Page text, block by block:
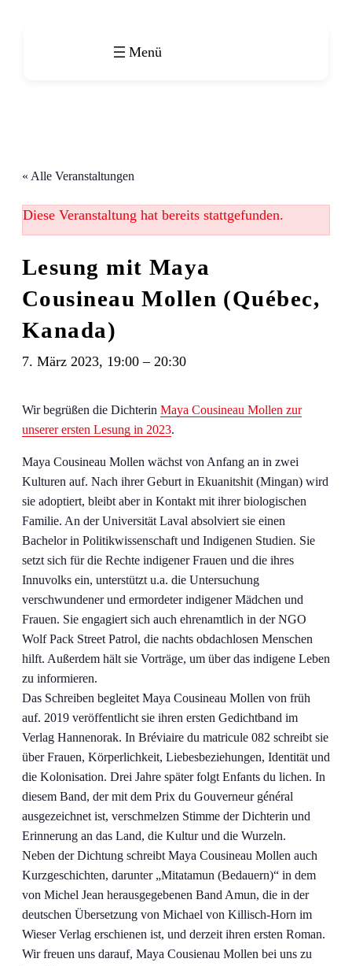
« Alle Veranstaltungen
Diese Veranstaltung hat bereits stattgefunden.
Lesung mit Maya
Cousineau Mollen (Québec,
Kanada)
7. März 2023, 19:00 – 20:30
Wir begrüßen die Dichterin Maya Cousineau Mollen zur
unserer ersten Lesung in 2023.
Maya Cousineau Mollen wächst von Anfang an in zwei
Kulturen auf. Nach ihrer Geburt in Ekuanitshit (Mingan) wird
sie adoptiert, bleibt aber in Kontakt mit ihrer biologischen
Familie. An der Universität Laval absolviert sie einen
Bachelor in Politikwissenschaft und Indigenen Studien. Sie
setzt sich für die Rechte indigener Frauen und die ihres
Innuvolks ein, unterstützt u.a. die Untersuchung
verschwundener und ermordeter indigener Mädchen und
Frauen. Sie engagiert sich auch ehrenamtlich in der NGO
Wolf Pack Street Patrol, die nachts obdachlosen Menschen
hilft. Außerdem hält sie Vorträge, um über das indigene Leben
zu informieren.
Das Schreiben begleitet Maya Cousineau Mollen von früh
auf. 2019 veröffentlicht sie ihren ersten Gedichtband im
Verlag Hannenorak. In Bréviaire du matricule 082 schreibt sie
über Frauen, Körperlichkeit, Liebesbeziehungen, Identität und
die Kolonisation. Drei Jahre später folgt Enfants du lichen. In
diesem Band, der mit dem Prix du Gouverneur général
ausgezeichnet ist, verschmelzen Stimme der Dichterin und
Erinnerung an das Land, die Kultur und die Wurzeln.
Neben der Dichtung schreibt Maya Cousineau Mollen auch
Kurzgeschichten, darunter „Mitatamun (Bedauern)“ in dem
von Michel Jean herausgegebenen Band Amun, die in der
deutschen Übersetzung von Michael von Killisch-Horn im
Wieser Verlag erschienen ist, und derzeit ihren ersten Roman.
Wir freuen uns darauf, Maya Cousienau Mollen bei uns zu